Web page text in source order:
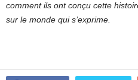
comment ils ont conçu cette
sur le monde qui s’exprime.